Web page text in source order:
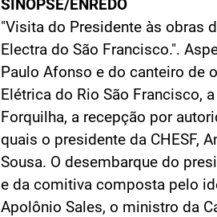
SINOPSE/ENREDO
"Visita do Presidente às obras
Electra do São Francisco.".
Paulo Afonso e do canteiro de
Elétrica do Rio São Francisco,
Forquilha, a recepção por
quais o presidente da CHESF,
Sousa. O desembarque do
e da comitiva composta pelo
Apolônio Sales, o ministro da